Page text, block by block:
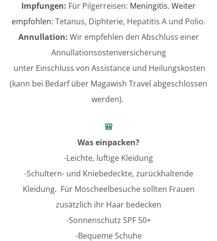
Impfungen: Für Pilgerreisen: Meningitis. Weiter
empfohlen: Tetanus, Diphterie, Hepatitis A und Polio.
Annullation: Wir empfehlen den Abschluss einer
Annullationsostenversicherung
​ unter Einschluss von Assistance und Heilungskosten
(kann bei Bedarf über Magawish Travel abgeschlossen
werden).
🎒
Was einpacken?
-Leichte, luftige Kleidung
-Schultern- und Kniebedeckte, zurückhaltende
Kleidung. Für Moscheelbesuche sollten Frauen
zusätzlich ihr Haar bedecken
-Sonnenschutz SPF 50+
-Bequeme Schuhe